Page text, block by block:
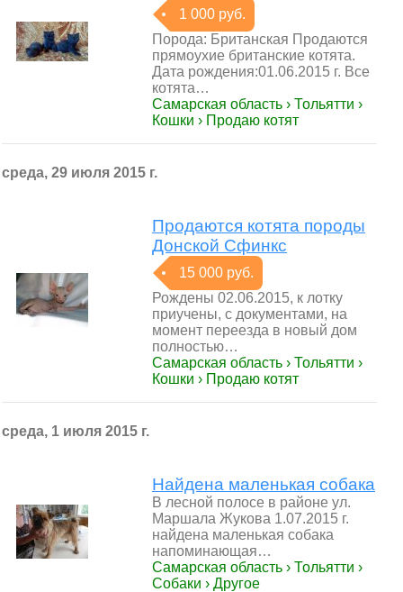
1 000 руб.
Порода: Британская Продаются
прямоухие британские котята.
Дата рождения:01.06.2015 г. Все
котята…
Самарская область › Тольятти ›
Кошки › Продаю котят
среда, 29 июля 2015 г.
Продаются котята породы
Донской Сфинкс
15 000 руб.
Рождены 02.06.2015, к лотку
приучены, с документами, на
момент переезда в новый дом
полностью…
Самарская область › Тольятти ›
Кошки › Продаю котят
среда, 1 июля 2015 г.
Найдена маленькая собака
В лесной полосе в районе ул.
Маршала Жукова 1.07.2015 г.
найдена маленькая собака
напоминающая…
Самарская область › Тольятти ›
Собаки › Другое